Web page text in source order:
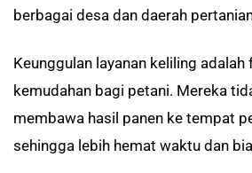
berbagai desa dan daerah
Keunggulan layanan keliling
kemudahan bagi petani. Mereka
membawa hasil panen ke tempat
sehingga lebih hemat waktu dan